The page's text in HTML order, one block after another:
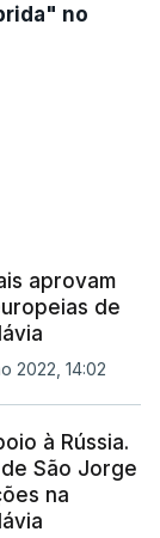
no
aprovam
de
2022, 14:02
à Rússia.
São Jorge
na